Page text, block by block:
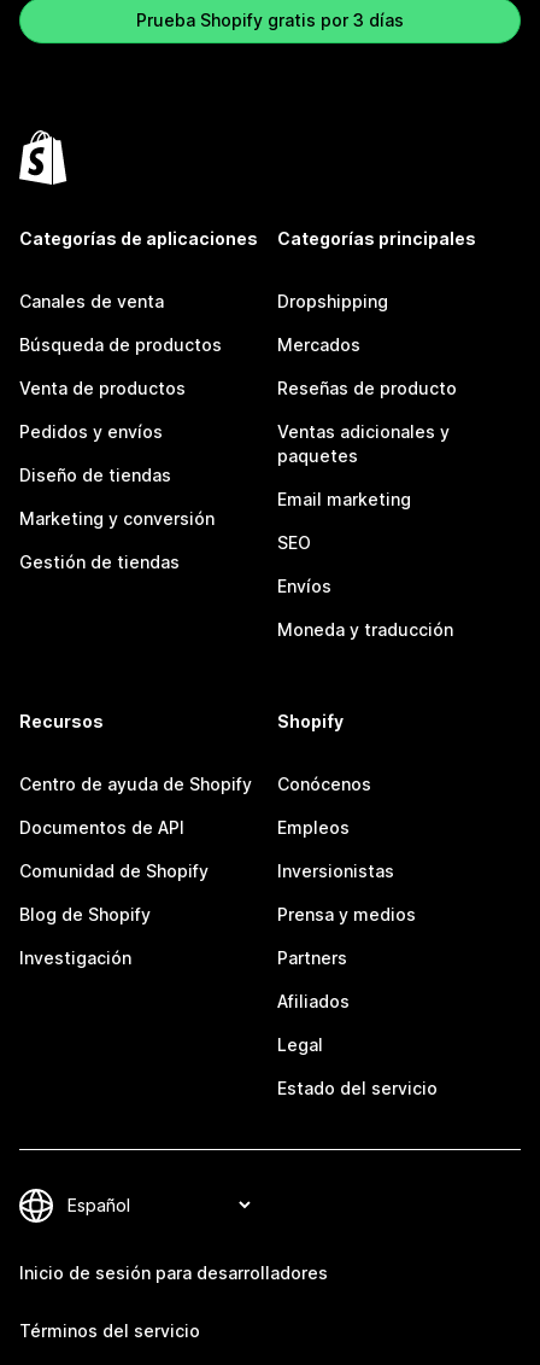
Prueba Shopify gratis por 3 días
Categorías de aplicaciones
Canales de venta
Búsqueda de productos
Venta de productos
Pedidos y envíos
Diseño de tiendas
Marketing y conversión
Gestión de tiendas
Categorías principales
Dropshipping
Mercados
Reseñas de producto
Ventas adicionales y
paquetes
Email marketing
SEO
Envíos
Moneda y traducción
Recursos
Centro de ayuda de Shopify
Documentos de API
Comunidad de Shopify
Blog de Shopify
Investigación
Shopify
Conócenos
Empleos
Inversionistas
Prensa y medios
Partners
Afiliados
Legal
Estado del servicio
Inicio de sesión para desarrolladores
Términos del servicio